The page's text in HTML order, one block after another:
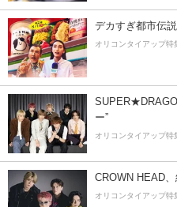
デカすぎ都市伝
オリコンタイアップ特
ー”
オリコンタイアップ特
CROWN HEAD
オリコンタイアップ特